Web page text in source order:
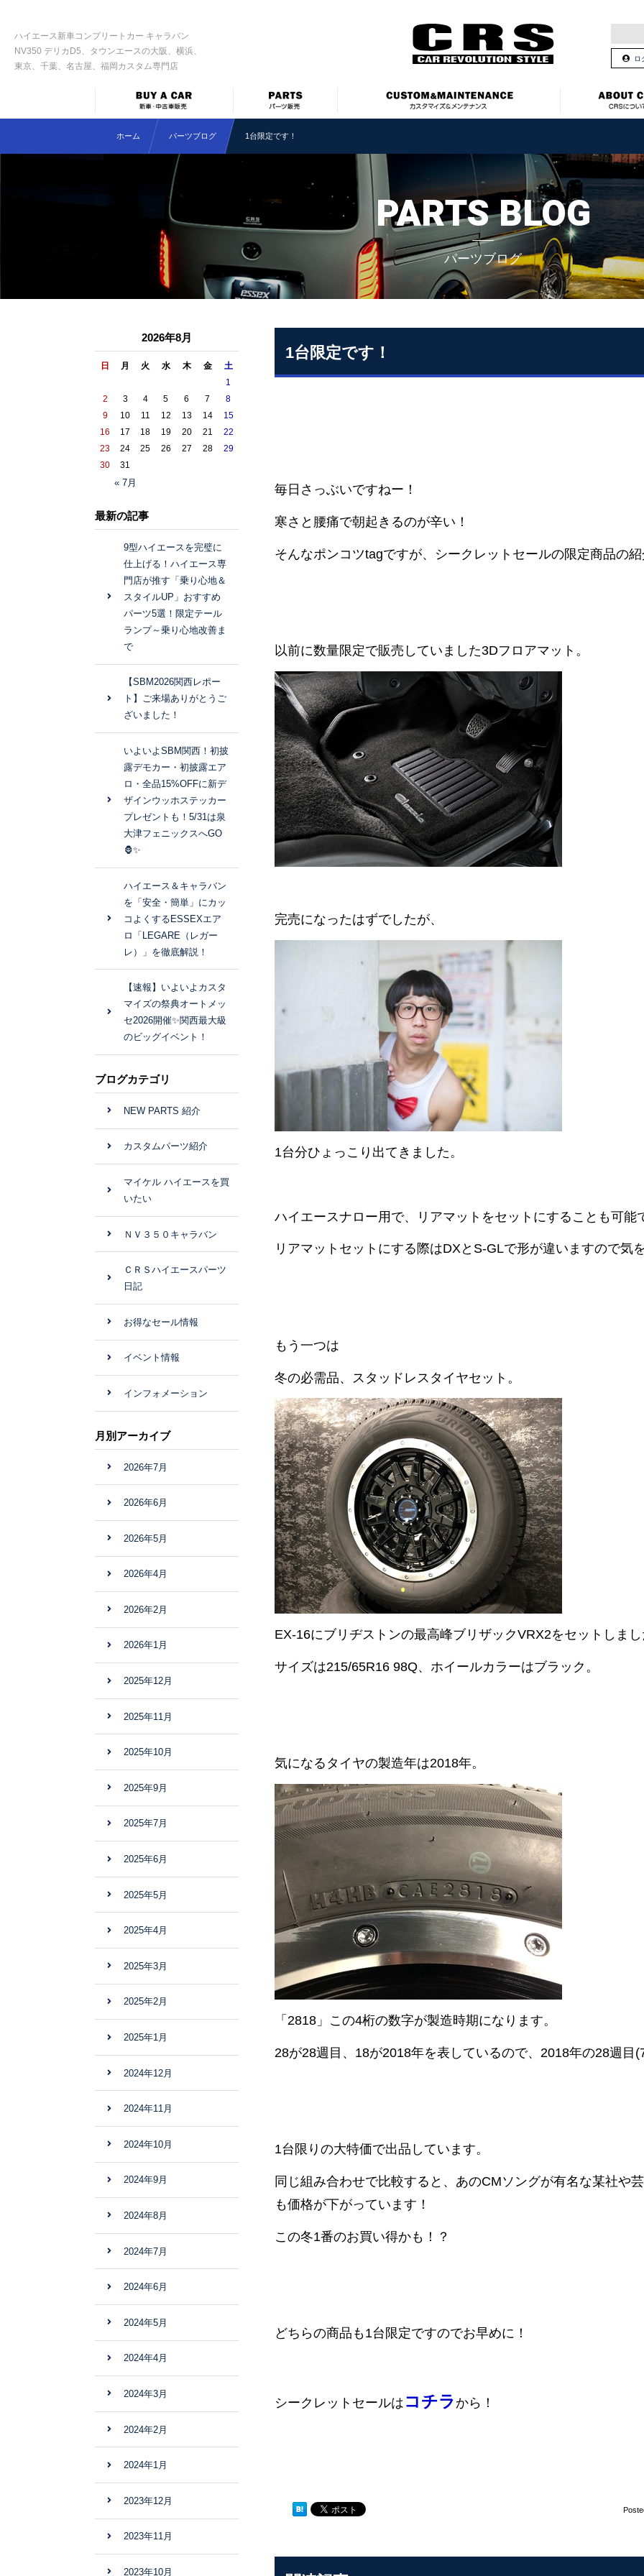
ハイエース新車コンプリートカー キャラバン
NV350 デリカD5、タウンエースの大阪、横浜、
東京、千葉、名古屋、福岡カスタム専門店
ロ
ホーム パーツブログ 1台限定です！
PARTS BLOG
パーツブログ
1台限定です！
毎日さっぶいですねー！
寒さと腰痛で朝起きるのが辛い！
そんなポンコツtagですが、シークレットセールの限定商品の
以前に数量限定で販売していました3Dフロアマット。
完売になったはずでしたが、
1台分ひょっこり出てきました。
ハイエースナロー用で、リアマットをセットにすることも可能
リアマットセットにする際はDXとS-GLで形が違いますので気
もう一つは
冬の必需品、スタッドレスタイヤセット。
EX-16にブリヂストンの最高峰ブリザックVRX2をセットしま
サイズは215/65R16 98Q、ホイールカラーはブラック。
気になるタイヤの製造年は2018年。
「2818」この4桁の数字が製造時期になります。
28が28週目、18が2018年を表しているので、2018年の28週目
1台限りの大特価で出品しています。
同じ組み合わせで比較すると、あのCMソングが有名な某社や
も価格が下がっています！
この冬1番のお買い得かも！？
どちらの商品も1台限定ですのでお早めに！
シークレットセールは コチラから！
2026年8月
日 月 火 水 木 金 土
« 7月
1
2
3 4 5 6 7
8
9
10 11 12 13 14
15
16
17 18 19 20 21
22
23
24 25 26 27 28
29
30
31
最新の記事
9型ハイエースを完璧に
仕上げる！ハイエース専
門店が推す「乗り心地＆
スタイルUP」おすすめ
パーツ5選！限定テール
ランプ～乗り心地改善ま
で
【SBM2026関西レポー
ト】ご来場ありがとうご
ざいました！
いよいよSBM関西！初披
露デモカー・初披露エア
ロ・全品15%OFFに新デ
ザインウッホステッカー
プレゼントも！5/31は泉
大津フェニックスへGO
🦍✨
ハイエース＆キャラバン
を「安全・簡単」にカッ
コよくするESSEXエア
ロ「LEGARE（レガー
レ）」を徹底解説！
【速報】いよいよカスタ
マイズの祭典オートメッ
セ2026開催✨関西最大級
のビッグイベント！
ブログカテゴリ
NEW PARTS 紹介
カスタムパーツ紹介
マイケル ハイエースを買
いたい
ＮＶ３５０キャラバン
ＣＲＳハイエースパーツ
日記
お得なセール情報
イベント情報
インフォメーション
月別アーカイブ
2026年7月
2026年6月
2026年5月
2026年4月
2026年2月
2026年1月
2025年12月
2025年11月
2025年10月
2025年9月
2025年7月
2025年6月
2025年5月
2025年4月
2025年3月
2025年2月
2025年1月
2024年12月
2024年11月
2024年10月
2024年9月
2024年8月
2024年7月
2024年6月
2024年5月
2024年4月
2024年3月
2024年2月
2024年1月
2023年12月
2023年11月
2023年10月